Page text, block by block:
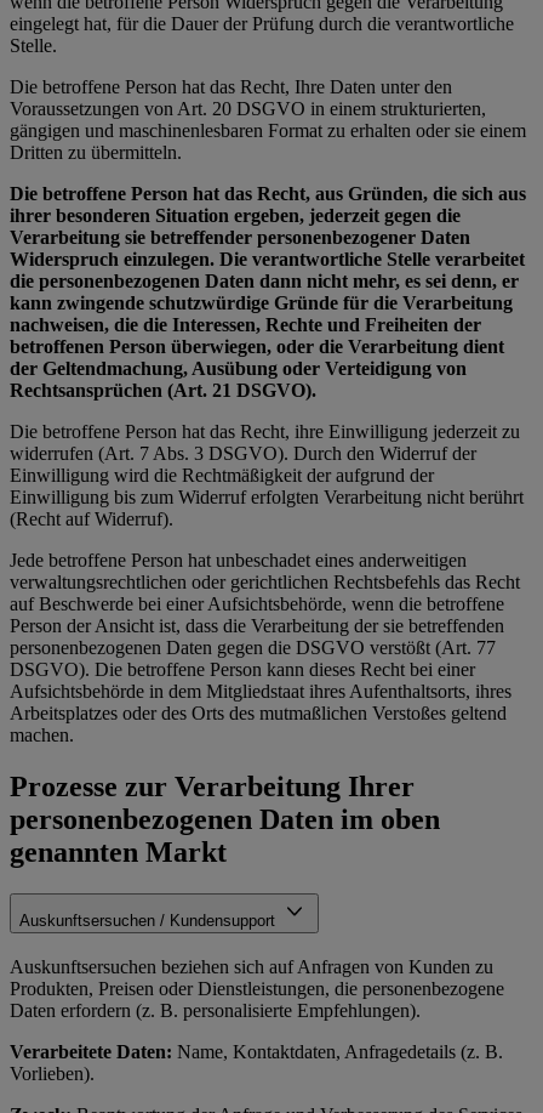
eingelegt hat, für die Dauer der Prüfung durch die verantwortliche
Stelle.
Die betroffene Person hat das Recht, Ihre Daten unter den
Voraussetzungen von Art. 20 DSGVO in einem strukturierten,
gängigen und maschinenlesbaren Format zu erhalten oder sie einem
Dritten zu übermitteln.
Die betroffene Person hat das Recht, aus Gründen, die sich aus
ihrer besonderen Situation ergeben, jederzeit gegen die
Verarbeitung sie betreffender personenbezogener Daten
Widerspruch einzulegen. Die verantwortliche Stelle verarbeitet
die personenbezogenen Daten dann nicht mehr, es sei denn, er
kann zwingende schutzwürdige Gründe für die Verarbeitung
nachweisen, die die Interessen, Rechte und Freiheiten der
betroffenen Person überwiegen, oder die Verarbeitung dient
der Geltendmachung, Ausübung oder Verteidigung von
Rechtsansprüchen (Art. 21 DSGVO).
Die betroffene Person hat das Recht, ihre Einwilligung jederzeit zu
widerrufen (Art. 7 Abs. 3 DSGVO). Durch den Widerruf der
Einwilligung wird die Rechtmäßigkeit der aufgrund der
Einwilligung bis zum Widerruf erfolgten Verarbeitung nicht berührt
(Recht auf Widerruf).
Jede betroffene Person hat unbeschadet eines anderweitigen
verwaltungsrechtlichen oder gerichtlichen Rechtsbefehls das Recht
auf Beschwerde bei einer Aufsichtsbehörde, wenn die betroffene
Person der Ansicht ist, dass die Verarbeitung der sie betreffenden
personenbezogenen Daten gegen die DSGVO verstößt (Art. 77
DSGVO). Die betroffene Person kann dieses Recht bei einer
Aufsichtsbehörde in dem Mitgliedstaat ihres Aufenthaltsorts, ihres
Arbeitsplatzes oder des Orts des mutmaßlichen Verstoßes geltend
machen.
Prozesse zur Verarbeitung Ihrer
personenbezogenen Daten im oben
genannten Markt
Auskunftsersuchen / Kundensupport
Auskunftsersuchen beziehen sich auf Anfragen von Kunden zu
Produkten, Preisen oder Dienstleistungen, die personenbezogene
Daten erfordern (z. B. personalisierte Empfehlungen).
Verarbeitete Daten: Name, Kontaktdaten, Anfragedetails (z. B.
Vorlieben).